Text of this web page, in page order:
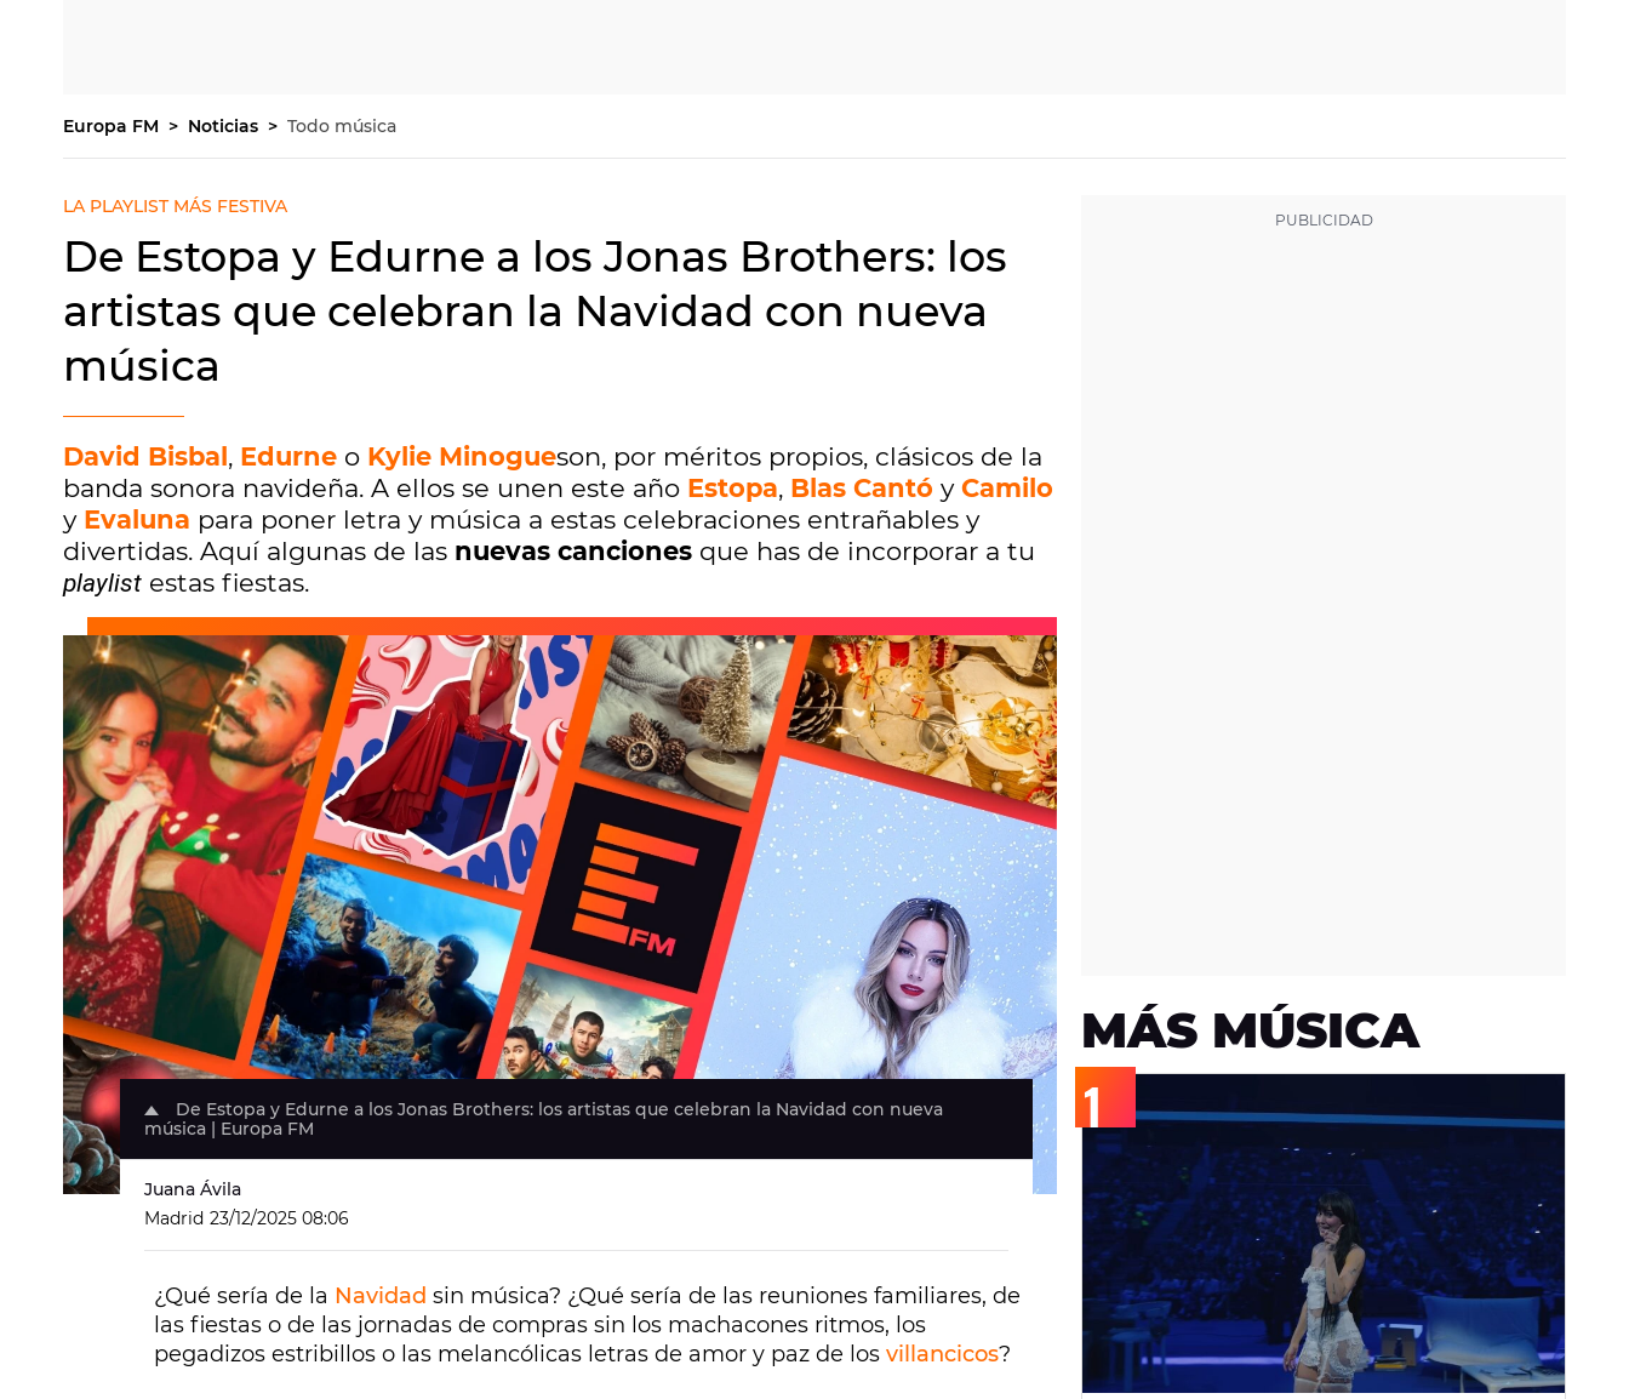
Europa FM Noticias Todo música
LA PLAYLIST MÁS FESTIVA
De Estopa y Edurne a los Jonas Brothers: los
artistas que celebran la Navidad con nueva
música
David Bisbal, Edurne o Kylie Minogueson, por méritos propios, clásicos de la
banda sonora navideña. A ellos se unen este año Estopa, Blas Cantó y Camilo
y Evaluna para poner letra y música a estas celebraciones entrañables y
divertidas. Aquí algunas de las nuevas canciones que has de incorporar a tu
playlist estas fiestas.
De Estopa y Edurne a los Jonas Brothers: los artistas que celebran la Navidad con nueva
música | Europa FM
Juana Ávila
Madrid 23/12/2025 08:06
¿Qué sería de la Navidad sin música? ¿Qué sería de las reuniones familiares, de
las fiestas o de las jornadas de compras sin los machacones ritmos, los
pegadizos estribillos o las melancólicas letras de amor y paz de los villancicos?
MÁS MÚSICA